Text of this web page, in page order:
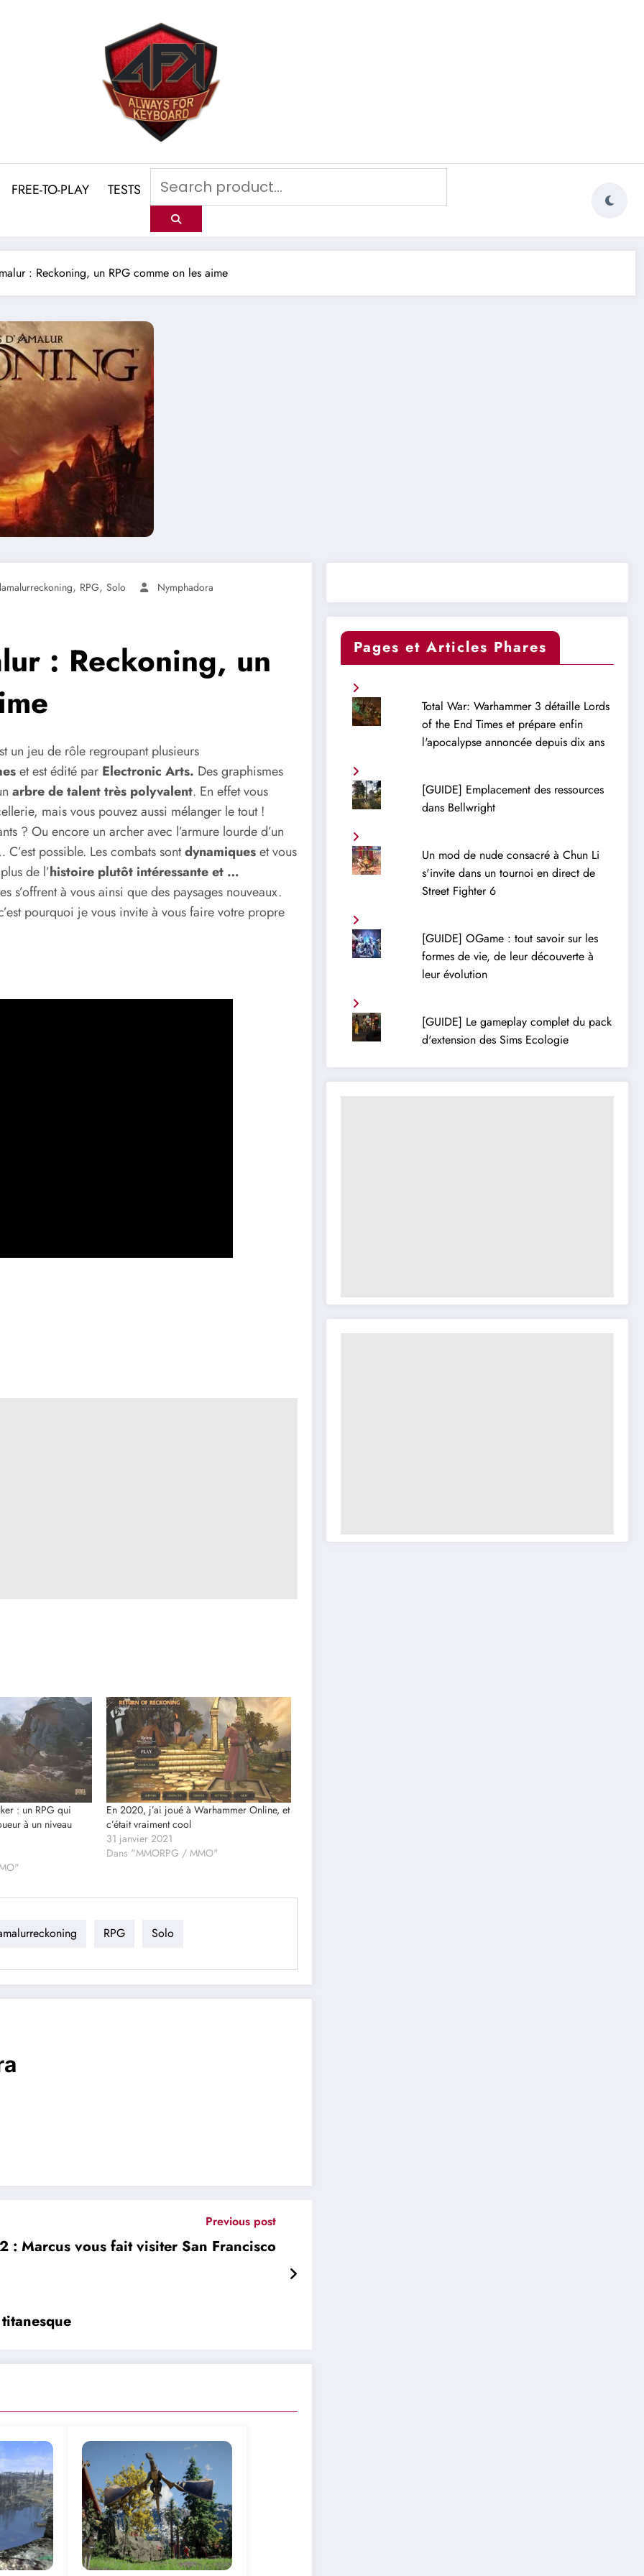
FREE-TO-PLAY TESTS
: Reckoning, un RPG comme on les aime
, RPG, Solo
Nymphadora
: Reckoning, un
un jeu de rôle regroupant plusieurs
et est édité par Electronic Arts. Des graphismes
arbre de talent très polyvalent. En effet vous
mais vous pouvez aussi mélanger le tout !
? Ou encore un archer avec l’armure lourde d’un
possible. Les combats sontdynamiqueset vous
de l’histoire plutôt intéressante et …
s’offrent à vous ainsi que des paysages nouveaux.
pourquoi je vous invite à vous faire votre propre
: un RPG qui
à un niveau
En 2020, j’ai joué à Warhammer Online, et
c’était vraiment cool
31 janvier 2021
Dans "MMORPG / MMO"
RPG Solo
Previous post
: Marcus vous fait visiter San Francisco
Pages et Articles Phares
Total War: Warhammer 3 détaille Lords
of the End Times et prépare enfin
l'apocalypse annoncée depuis dix ans
[GUIDE] Emplacement des ressources
dans Bellwright
Un mod de nude consacré à Chun Li
s'invite dans un tournoi en direct de
Street Fighter 6
[GUIDE] OGame : tout savoir sur les
formes de vie, de leur découverte à
leur évolution
[GUIDE] Le gameplay complet du pack
d'extension des Sims Ecologie